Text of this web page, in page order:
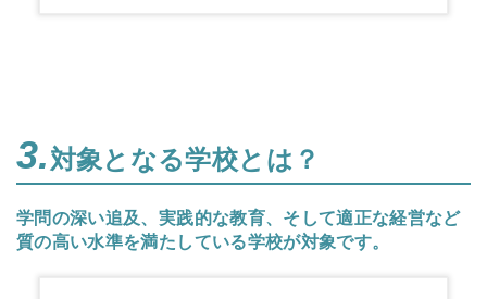
3.対象となる学校とは？
学問の深い追及、実践的な教育、そして適正な経営など
質の高い水準を満たしている学校が対象です。